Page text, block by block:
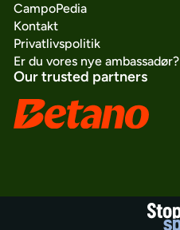
CampoPedia
Kontakt
Privatlivspolitik
Er du vores nye ambassadør?
Our trusted partners